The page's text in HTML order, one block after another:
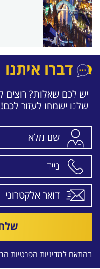
דברו איתנו
יש לכם שאלות? רוצים
שלנו ישמחו לעזור לכם!
בהתאם למדיניות הפרטיות